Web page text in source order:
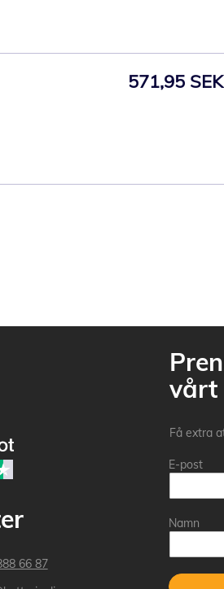
571,95 SEK
66 87
vårt
Få extra
E-post
Namn